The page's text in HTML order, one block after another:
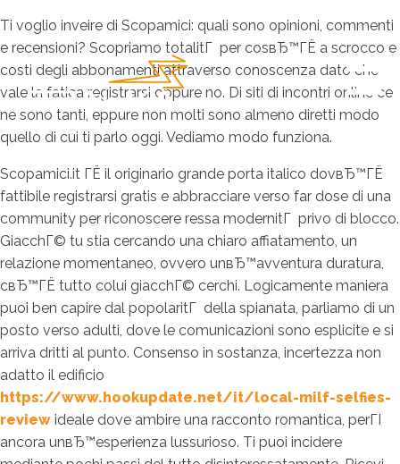
Ti voglio inveire di Scopamici: quali sono opinioni, commenti
e recensioni? Scopriamo totalitГ per cosвЂ™ГЁ a scrocco e
costi degli abbonamenti attraverso conoscenza dato che
vale la fatica registrarsi oppure no. Di siti di incontri online ce
ne sono tanti, eppure non molti sono almeno diretti modo
quello di cui ti parlo oggi. Vediamo modo funziona.
Scopamici.it ГЁ il originario grande porta italico dovвЂ™ГЁ
fattibile registrarsi gratis e abbracciare verso far dose di una
community per riconoscere ressa modernitГ privo di blocco.
GiacchГ© tu stia cercando una chiaro affiatamento, un
relazione momentaneo, ovvero unвЂ™avventura duratura,
cвЂ™ГЁ tutto colui giacchГ© cerchi. Logicamente maniera
puoi ben capire dal popolaritГ della spianata, parliamo di un
posto verso adulti, dove le comunicazioni sono esplicite e si
arriva dritti al punto. Consenso in sostanza, incertezza non
adatto il edificio
https://www.hookupdate.net/it/local-milf-selfies-
review ideale dove ambire una racconto romantica, perГІ
ancora unвЂ™esperienza lussurioso. Ti puoi incidere